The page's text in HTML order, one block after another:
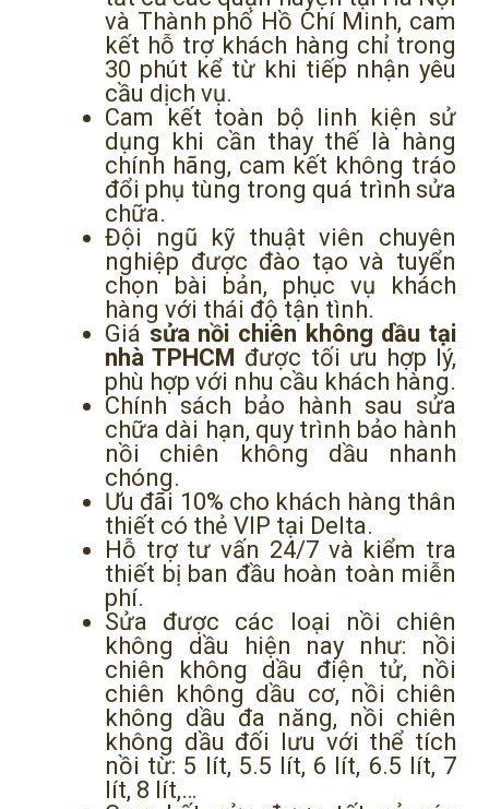
và Thành phố Hồ Chí Minh, cam
kết hỗ trợ khách hàng chỉ trong
30 phút kể từ khi tiếp nhận yêu
cầu dịch vụ.
Cam kết toàn bộ linh kiện sử
dụng khi cần thay thế là hàng
chính hãng, cam kết không tráo
đổi phụ tùng trong quá trình sửa
chữa.
Đội ngũ kỹ thuật viên chuyên
nghiệp được đào tạo và tuyển
chọn bài bản, phục vụ khách
hàng với thái độ tận tình.
Giá sửa nồi chiên không dầu tại
nhà TPHCM được tối ưu hợp lý,
phù hợp với nhu cầu khách hàng.
Chính sách bảo hành sau sửa
chữa dài hạn, quy trình bảo hành
nồi chiên không dầu nhanh
chóng.
Ưu đãi 10% cho khách hàng thân
thiết có thẻ VIP tại Delta.
Hỗ trợ tư vấn 24/7 và kiểm tra
thiết bị ban đầu hoàn toàn miễn
phí.
Sửa được các loại nồi chiên
không dầu hiện nay như: nồi
chiên không dầu điện tử, nồi
chiên không dầu cơ, nồi chiên
không dầu đa năng, nồi chiên
không dầu đối lưu với thể tích
nồi từ: 5 lít, 5.5 lít, 6 lít, 6.5 lít, 7
lít, 8 lít,…